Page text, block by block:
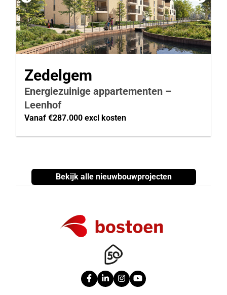
Zedelgem
Energiezuinige appartementen –
Leenhof
Vanaf €287.000 excl kosten
Bekijk alle nieuwbouwprojecten